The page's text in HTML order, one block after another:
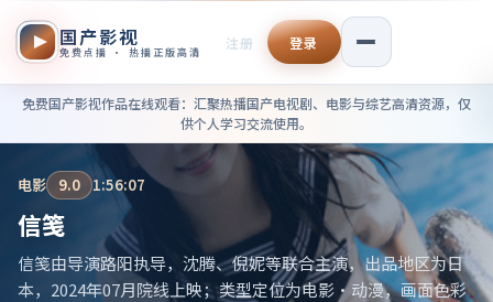
国产影视
免费点播 · 热播正版高清
注册 登录
免费国产影视作品在线观看——
免费国产影视作品在线观看：汇聚热播国产电视剧、电影与综艺高清资源，仅
供个人学习交流使用。
电影 9.0 1:56:07
信笺
信笺由导演路阳执导，沈腾、倪妮等联合主演，出品地区为日
本，2024年07月院线上映；类型定位为电影·动漫，画面色彩